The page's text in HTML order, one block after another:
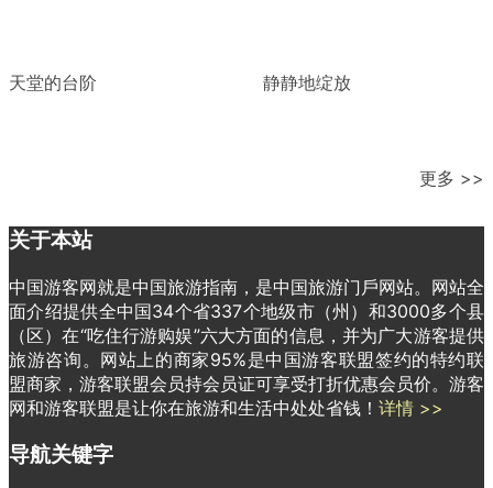
天堂的台阶 静静地绽放
更多 >>
关于本站
中国游客网就是中国旅游指南，是中国旅游门戶网站。网站全
面介绍提供全中国34个省337个地级市（州）和3000多个县
（区）在“吃住行游购娱”六大方面的信息，并为广大游客提供
旅游咨询。网站上的商家95%是中国游客联盟签约的特约联
盟商家，游客联盟会员持会员证可享受打折优惠会员价。游客
网和游客联盟是让你在旅游和生活中处处省钱！ 详情 >>
导航关键字